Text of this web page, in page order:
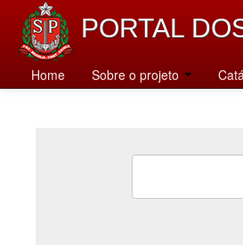
PORTAL
Home Sobre o projeto